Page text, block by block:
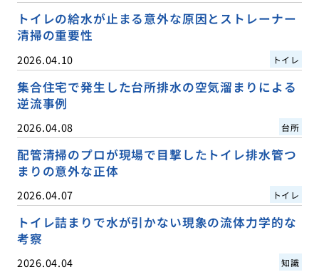
トイレの給水が止まる意外な原因とストレーナー
清掃の重要性
2026.04.10 トイレ
集合住宅で発生した台所排水の空気溜まりによる
逆流事例
2026.04.08 台所
配管清掃のプロが現場で目撃したトイレ排水管つ
まりの意外な正体
2026.04.07 トイレ
トイレ詰まりで水が引かない現象の流体力学的な
考察
2026.04.04 知識